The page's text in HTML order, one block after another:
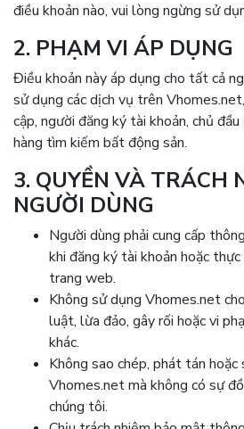
điều khoản nào, vui lòng ngừng sử
2. PHẠM VI ÁP DỤNG
Điều khoản này áp dụng cho tất cả
sử dụng các dịch vụ trên
cập, người đăng ký tài khoản, chủ
hàng tìm kiếm bất động sản.
3. QUYỀN VÀ TRÁCH
NGƯỜI DÙNG
Người dùng phải cung cấp
khi đăng ký tài khoản hoặc
trang web.
Không sử dụng Vhomes.net
luật, lừa đảo, gây rối hoặc vi
khác.
Không sao chép, phát tán
Vhomes.net mà không có sự
chúng tôi.